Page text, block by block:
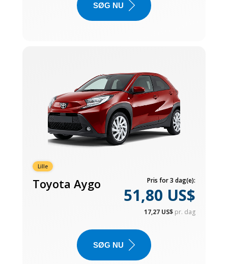
SØG NU
Lille
Toyota Aygo Pris for 3 dag(e):
51,80 US$
17,27 US$ pr. dag
SØG NU